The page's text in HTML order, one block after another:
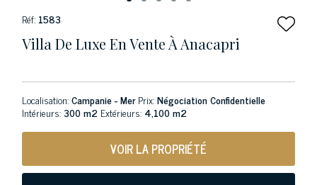
Réf: 1583
Villa De Luxe En Vente À Anacapri
Localisation:Campanie - MerPrix:Négociation Confidentielle
Intérieurs:300 m2 Extérieurs: 4,100 m2
VOIR LA PROPRIÉTÉ